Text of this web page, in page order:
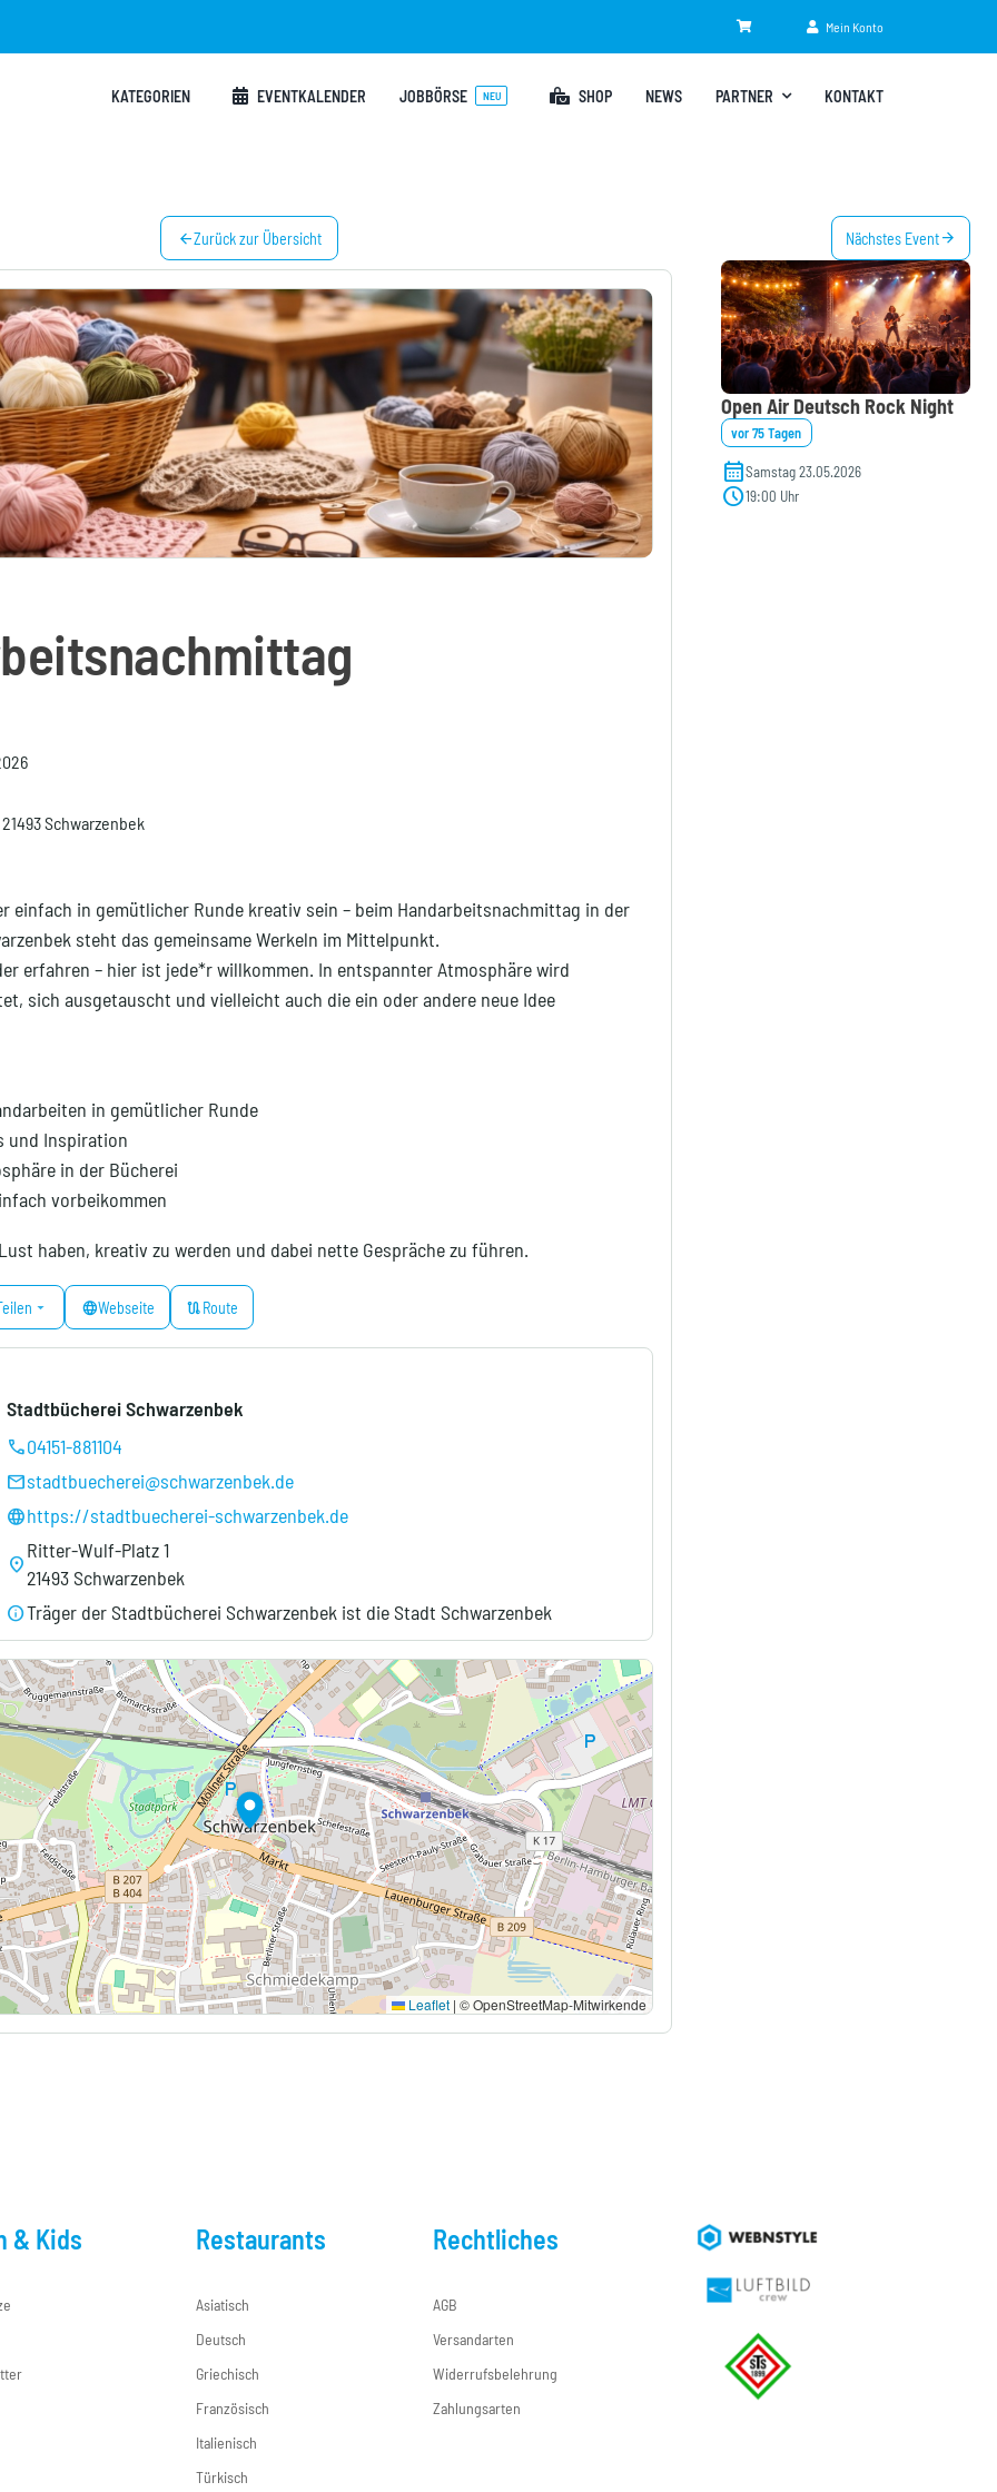
Mein Konto
KATEGORIEN EVENTKALENDER JOBBÖRSE NEU SHOP NEWS PARTNER KONTAKT
arrow_backZurück zur Übersicht
Schwarzenbek
einfach in gemütlicher Runde kreativ sein – beim Handarbeitsnachmittag in der
steht das gemeinsame Werkeln im Mittelpunkt.
erfahren – hier ist jede*r willkommen. In entspannter Atmosphäre wird
sich ausgetauscht und vielleicht auch die ein oder andere neue Idee
in gemütlicher Runde
und Inspiration
in der Bücherei
vorbeikommen
haben, kreativ zu werden und dabei nette Gespräche zu führen.
arrow_drop_down languageWebseite routeRoute
Stadtbücherei Schwarzenbek
call04151-881104
mailstadtbuecherei@schwarzenbek.de
languagehttps://stadtbuecherei-schwarzenbek.de
location_on
Ritter-Wulf-Platz 1
21493 Schwarzenbek
infoTräger der Stadtbücherei Schwarzenbek ist die Stadt Schwarzenbek
Leaflet | © OpenStreetMap-Mitwirkende
Nächstes Eventarrow_forward
Open Air Deutsch Rock Night
vor 75 Tagen
calendar_monthSamstag 23.05.2026
schedule19:00 Uhr
& Kids Restaurants
Asiatisch
Deutsch
Griechisch
Französisch
Italienisch
Türkisch
Rechtliches
AGB
Versandarten
Widerrufsbelehrung
Zahlungsarten